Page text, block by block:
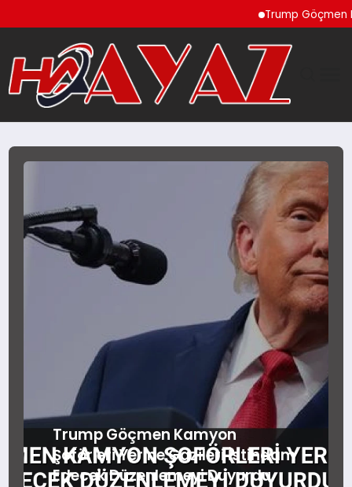
Trump Göçmen
EĞITIM
EKONOMI
SPOR
TEKNOLOJI
Trump Göçmen Kamyon
Şoförleri Yerine Gazileri İstihdam
Edecek Düzenlemeyi Duyurdu